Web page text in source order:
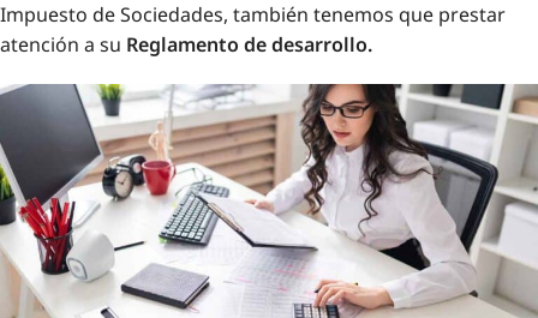
Impuesto de Sociedades, también tenemos que prestar
atención a su Reglamento de desarrollo.